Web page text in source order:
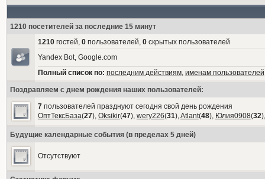
1210 посетителей за последние 15 минут
1210гостей, 0пользователей, 0скрытых пользователей
Yandex Bot, Google.com
Полный список по: последним действиям, именам пользователей
Поздравляем с днем рождения наших пользователей:
7пользователей празднуют сегодня свой день рождения
ОптТексБаза(27), Oksikir(47), wery226(31),Atlant(48), Юлия0908(32
Будущие календарные события (в пределах 5 дней)
Отсутствуют